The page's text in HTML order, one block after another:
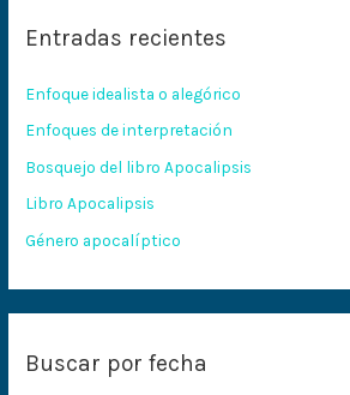
a
p
o
r
:
Entradas recientes
Enfoque idealista o alegórico
Enfoques de interpretación
Bosquejo del libro Apocalipsis
Libro Apocalipsis
Género apocalíptico
Buscar por fecha